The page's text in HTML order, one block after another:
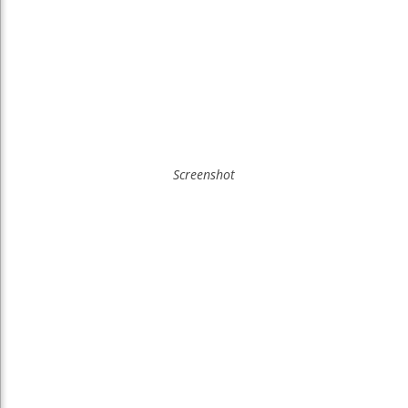
Screenshot